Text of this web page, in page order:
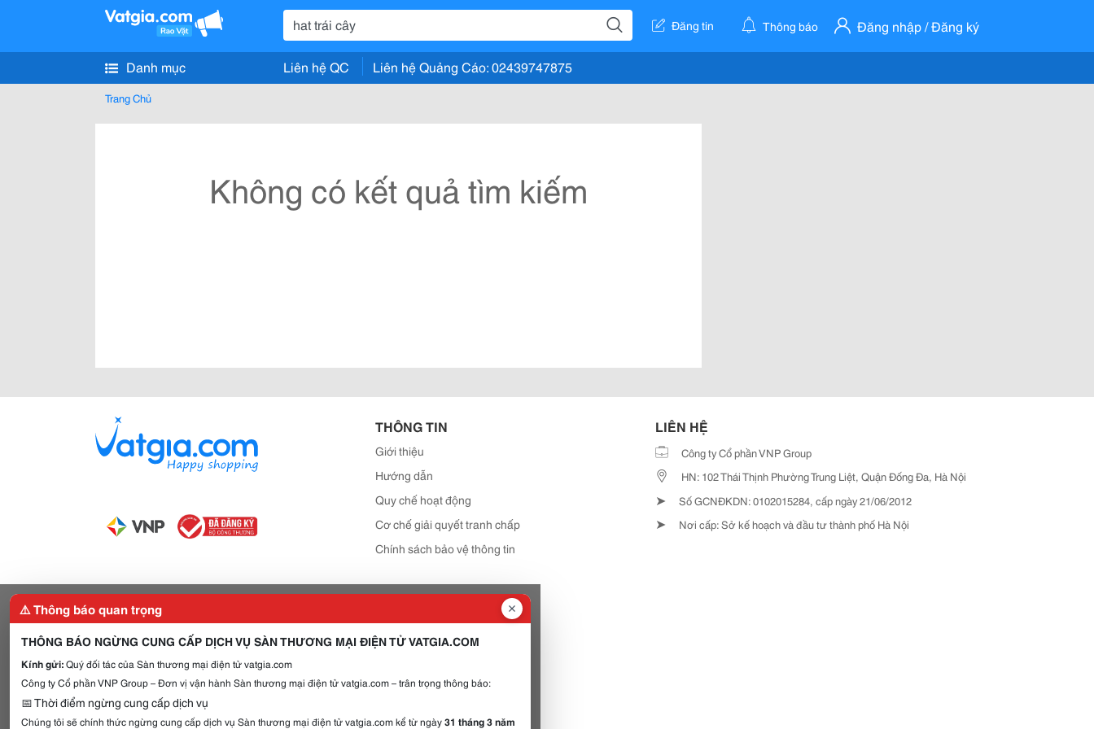
Đăng tin Thông báo Đăng nhập / Đăng ký
Danh mục Liên hệ QC Liên hệ Quảng Cáo: 02439747875
Trang Chủ
Không có kết quả tìm kiếm
THÔNG TIN
Giới thiệu
Hướng dẫn
Quy chế hoạt động
Cơ chế giải quyết tranh chấp
Chính sách bảo vệ thông tin
LIÊN HỆ
Công ty Cổ phần VNP Group
HN: 102 Thái Thịnh Phường Trung Liệt, Quận Đống Đa, Hà Nội
➤ Số GCNĐKDN: 0102015284, cấp ngày 21/06/2012
➤ Nơi cấp: Sở kế hoạch và đầu tư thành phố Hà Nội
⚠️ Thông báo quan trọng
THÔNG BÁO NGỪNG CUNG CẤP DỊCH VỤ SÀN THƯƠNG MẠI ĐIỆN TỬ VATGIA.COM
Kính gửi:Quý đối tác của Sàn thương mại điện tử vatgia.com
Công ty Cổ phần VNP Group – Đơn vị vận hành Sàn thương mại điện tử vatgia.com – trân trọng thông báo:
📅 Thời điểm ngừng cung cấp dịch vụ
Chúng tôi sẽ chính thức ngừng cung cấp dịch vụ Sàn thương mại điện tử vatgia.com kể từ ngày31 tháng 3 năm